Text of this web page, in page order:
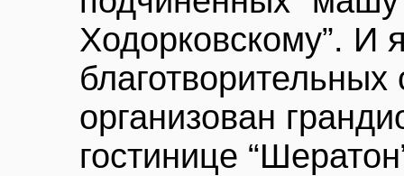
Ходорковскому”. И
организован
гостинице